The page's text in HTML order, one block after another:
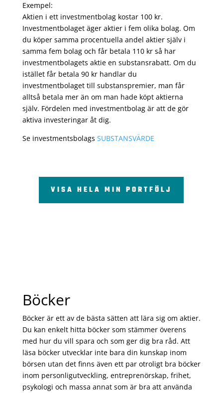
Exempel:
Aktien i ett investmentbolag kostar 100 kr.
Investmentbolaget äger aktier i fem olika bolag. Om
du köper samma procentuella andel aktier själv i
samma fem bolag och får betala 110 kr så har
investmentbolagets aktie en substansrabatt. Om du
istället får betala 90 kr handlar du
investmentbolaget till substanspremier, man får
alltså betala mer än om man hade köpt aktierna
själv. Fördelen med investmentbolag är att de gör
aktiva investeringar åt dig.
Se investmentsbolags SUBSTANSVÄRDE
VISA HELA MIN PORTFÖLJ
Böcker
Böcker är ett av de bästa sätten att lära sig om aktier.
Du kan enkelt hitta böcker som stämmer överens
med hur du vill spara och som ger dig bra råd. Att
läsa böcker utvecklar inte bara din kunskap inom
börsen utan det finns även ett par otroligt bra böcker
inom personligutveckling, entreprenörskap, frihet,
psykologi och massa annat som är bra att använda